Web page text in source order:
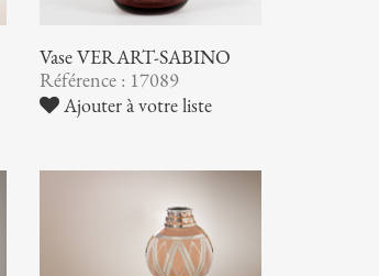
Vase VERART-SABINO
Référence : 17089
Ajouter à votre liste